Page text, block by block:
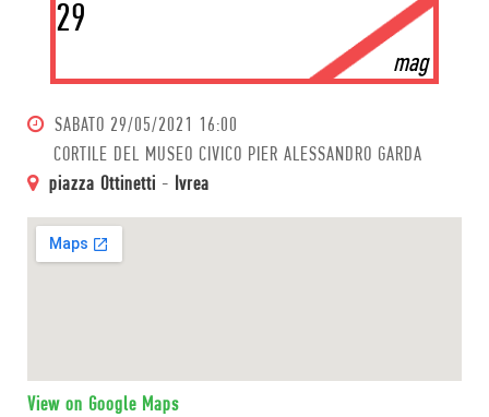
29
mag
SABATO 29/05/2021 16:00
CORTILE DEL MUSEO CIVICO PIER ALESSANDRO GARDA
piazza Ottinetti - Ivrea
View on Google Maps